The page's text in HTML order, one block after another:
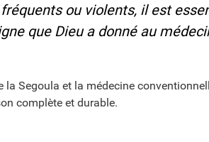
ou violents, il est
que Dieu a donné au
la Segoula et la médecine
complète et durable.